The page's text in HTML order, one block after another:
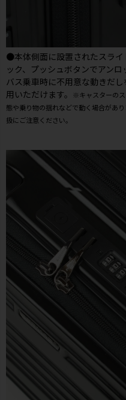
●本体側面に設置されたスライ
ック、プッシュボタンでアン
バス乗車時に不用意な動きだ
用いただけます。
※キャスターの
態や乗り物の揺れなどで動く場合があ
扱にご注意ください。